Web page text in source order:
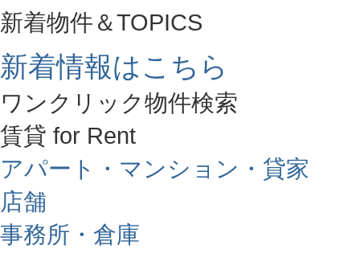
新着物件＆TOPICS
新着情報はこちら
ワンクリック物件検索
賃貸 for Rent
アパート・マンション・貸家
店舗
事務所・倉庫